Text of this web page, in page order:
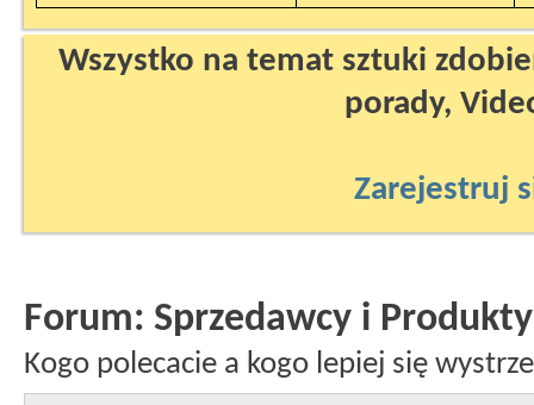
Wszystko na temat sztuki
porady,
Zarejestruj
Forum: Sprzedawcy i Produkty
Kogo polecacie a kogo lepiej się